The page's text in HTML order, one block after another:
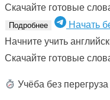
Скачайте готовые
Подробнее
Начать
Начните учить
Скачайте готовые
Учёба без